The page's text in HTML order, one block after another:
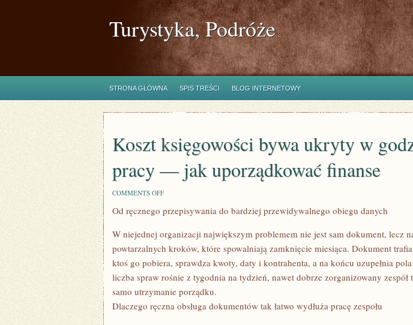
Turystyka, Podróże
STRONA GŁÓWNA SPIS TREŚCI BLOG INTERNETOWY
Koszt księgowości bywa ukryty w
pracy — jak uporządkować finanse
COMMENTS OFFON
KSIĘGOWOŚCI
W
GODZINACH
—
JAK
UPORZĄDKOWAĆ
FINANSE
Od ręcznego przepisywania do bardziej przewidywalnego obiegu danych
W niejednej organizacji największym problemem nie jest sam dokument, lecz
powtarzalnych kroków, które spowalniają zamknięcie miesiąca. Dokument
ktoś go pobiera, sprawdza kwoty, daty i kontrahenta, a na końcu uzupełnia
liczba spraw rośnie z tygodnia na tydzień, nawet dobrze zorganizowany zespół
samo utrzymanie porządku.
Dlaczego ręczna obsługa dokumentów tak łatwo wydłuża pracę zespołu